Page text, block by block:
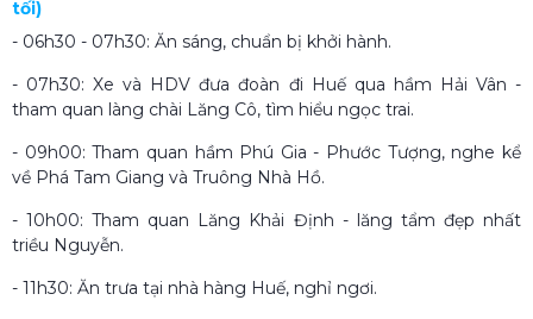
tối)
- 06h30 - 07h30: Ăn sáng, chuẩn bị khởi hành.
- 07h30: Xe và HDV đưa đoàn đi Huế qua hầm Hải Vân -
tham quan làng chài Lăng Cô, tìm hiểu ngọc trai.
- 09h00: Tham quan hầm Phú Gia - Phước Tượng, nghe kể
về Phá Tam Giang và Truông Nhà Hồ.
- 10h00: Tham quan Lăng Khải Định - lăng tẩm đẹp nhất
triều Nguyễn.
- 11h30: Ăn trưa tại nhà hàng Huế, nghỉ ngơi.